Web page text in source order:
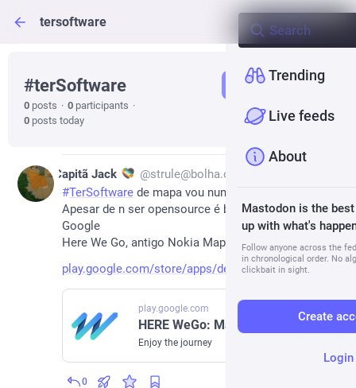
tersoftware
#terSoftware Follow hashtag
0 posts · 0 participants ·
0 posts today
2d Capitã Jack @strule@bolha.one
#TerSoftware de mapa vou num q uso desde 2013.
Apesar de n ser opensource é bem bom e n é da
Google
Here We Go, antigo Nokia Maps
play.google.com/store/apps/det
play.google.com
HERE WeGo: Maps & Navigation – Apps on Google Play
Enjoy the journey
0
Trending
Live feeds
About
Mastodon is the
up with what's
Follow anyone across the
in chronological order. No
clickbait in sight.
Create
Login